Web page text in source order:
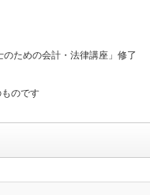
ための会計・法律講座」修了
のです